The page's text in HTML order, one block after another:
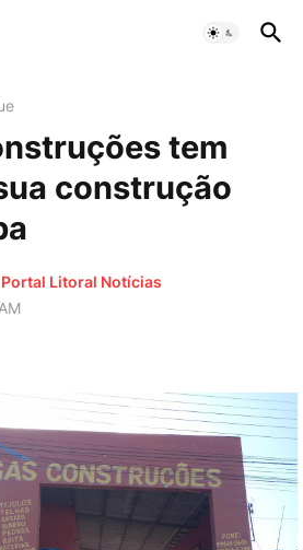
tem
construção
Portal Litoral Notícias